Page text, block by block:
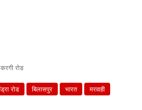
करगी रोड
रोड बिलासपुर भारत
मरवाही